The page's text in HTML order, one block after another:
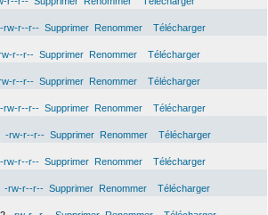
-rw-r--r-- Supprimer Renommer
Télécharger
r--r-- Supprimer Renommer
Télécharger
r--r-- Supprimer Renommer
Télécharger
-rw-r--r-- Supprimer Renommer
Télécharger
-rw-r--r-- Supprimer Renommer
Télécharger
-rw-r--r-- Supprimer Renommer
Télécharger
-rw-r--r-- Supprimer Renommer
Télécharger